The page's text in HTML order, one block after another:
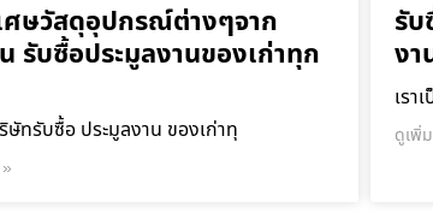
ศษวัสดุอุปกรณ์ต่างๆจาก
รับซื้อประมูลงานของเก่าทุก
ษัทรับซื้อ ประมูลงาน ของเก่าทุ
รับ
งา
เรา
ดูเพิ่